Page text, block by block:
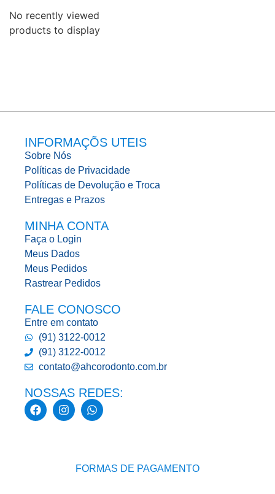
No recently viewed
products to display
INFORMAÇÕS UTEIS
Sobre Nós
Políticas de Privacidade
Políticas de Devolução e Troca
Entregas e Prazos
MINHA CONTA
Faça o Login
Meus Dados
Meus Pedidos
Rastrear Pedidos
FALE CONOSCO
Entre em contato
(91) 3122-0012
(91) 3122-0012
contato@ahcorodonto.com.br
NOSSAS REDES:
FORMAS DE PAGAMENTO